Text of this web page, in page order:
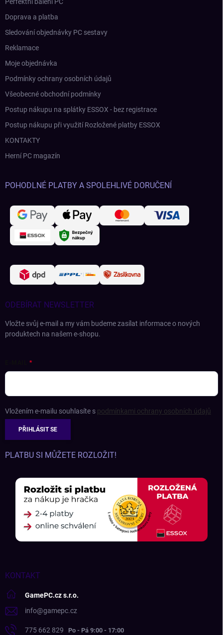
Doprava a platba
Sledování objednávky PC sestavy
Reklamace
Moje objednávka
Podmínky ochrany osobních údajů
Všeobecné obchodní podmínky
Postup nákupu na splátky ESSOX - bez registrace
Postup nákupu při využití Rozložené platby ESSOX
KONTAKTY
Herní PC magazín
POHODLNÉ PLATBY A SPOLEHLIVÉ DORUČENÍ
ODEBÍRAT NEWSLETTER
Vložte svůj e-mail a my vám budeme zasílat informace o nových
produktech na našem e-shopu.
Vložením e-mailu souhlasíte s podmínkami ochrany osobních údajů
PŘIHLÁSIT SE
PLATBU SI MŮŽETE ROZLOŽIT!
KONTAKT
GamePC.cz s.r.o.
info@gamepc.cz
775 662 829